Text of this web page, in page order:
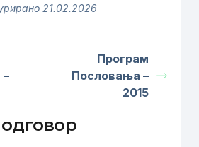
21.02.2026
Програм
Пословања –
2015